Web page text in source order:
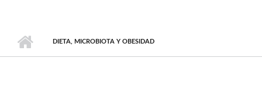
DIETA, MICROBIOTA Y OBESIDAD